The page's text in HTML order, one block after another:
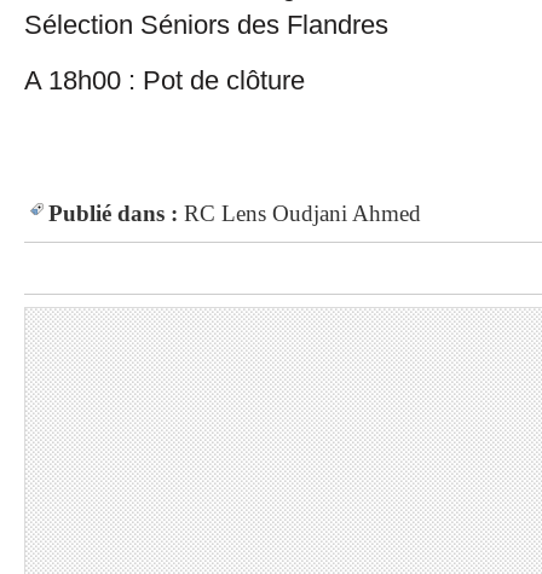
Sélection Séniors des Flandres
A 18h00 : Pot de clôture
Publié dans : RC Lens Oudjani Ahmed